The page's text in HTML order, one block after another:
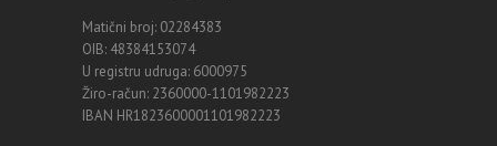
Matični broj: 02284383
OIB: 48384153074
U registru udruga: 6000975
Žiro-račun: 2360000-1101982223
IBAN HR1823600001101982223